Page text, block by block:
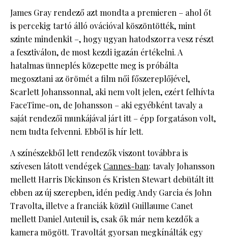
James Gray rendező azt mondta a premieren – ahol őt
is percekig tartó álló ovációval köszöntötték, mint
szinte mindenkit –, hogy ugyan hatodszorra vesz részt
a fesztiválon, de most kezdi igazán értékelni. A
hatalmas ünneplés közepette meg is próbálta
megosztani az örömét a film női főszereplőjével,
Scarlett Johanssonnal, aki nem volt jelen, ezért felhívta
FaceTime-on, de Johansson – aki egyébként tavaly a
saját rendezői munkájával járt itt – épp forgatáson volt,
nem tudta felvenni. Ebből is hír lett.
A színészekből lett rendezők viszont továbbra is
szívesen látott vendégek Cannes-ban: tavaly Johansson
mellett Harris Dickinson és Kristen Stewart debütált itt
ebben az új szerepben, idén pedig Andy Garcia és John
Travolta, illetve a franciák közül Guillaume Canet
mellett Daniel Auteuil is, csak ők már nem kezdők a
kamera mögött. Travoltát gyorsan megkínálták egy